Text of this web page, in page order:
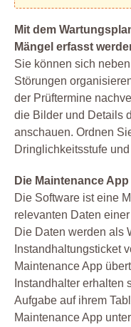
Mit dem
Mängel erfasst
Sie können sich
Störungen
der Prüftermine
die Bilder und Details
anschauen. Ordnen
Dringlichkeitsstufe
Die Maintenance
Die Software ist eine
relevanten Daten
Die Daten werden als
Instandhaltungsticket
Maintenance App
Instandhalter
Aufgabe auf ihrem
Maintenance App